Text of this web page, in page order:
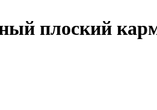
плоский